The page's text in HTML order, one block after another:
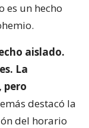
es un hecho
aislado.
La
pero
destacó la
del horario